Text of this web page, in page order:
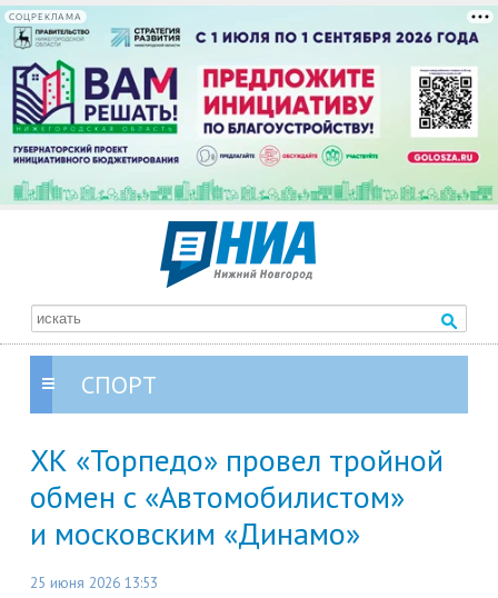
СОЦРЕКЛАМА
СПОРТ
ХК «Торпедо» провел тройной
обмен с «Автомобилистом»
и московским «Динамо»
25 июня 2026 13:53